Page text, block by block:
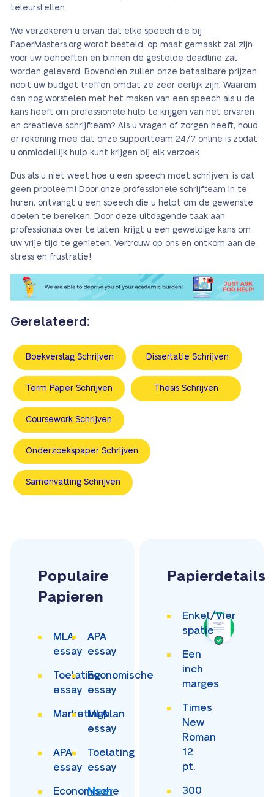
teleurstellen.
We verzekeren u ervan dat elke speech die bij
PaperMasters.org wordt besteld, op maat gemaakt zal zijn
voor uw behoeften en binnen de gestelde deadline zal
worden geleverd. Bovendien zullen onze betaalbare prijzen
nooit uw budget treffen omdat ze zeer eerlijk zijn. Waarom
dan nog worstelen met het maken van een speech als u de
kans heeft om professionele hulp te krijgen van het ervaren
en creatieve schrijfteam? Als u vragen of zorgen heeft, houd
er rekening mee dat onze supportteam 24/7 online is zodat
u onmiddellijk hulp kunt krijgen bij elk verzoek.
Dus als u niet weet hoe u een speech moet schrijven, is dat
geen probleem! Door onze professionele schrijfteam in te
huren, ontvangt u een speech die u helpt om de gewenste
doelen te bereiken. Door deze uitdagende taak aan
professionals over te laten, krijgt u een geweldige kans om
uw vrije tijd te genieten. Vertrouw op ons en ontkom aan de
stress en frustratie!
Gerelateerd:
Boekverslag Schrijven Dissertatie Schrijven
Term Paper Schrijven Thesis Schrijven
Сoursework Schrijven
Onderzoekspaper Schrijven
Samenvatting Schrijven
Populaire
Papieren
MLA
essay
APA
essay
Toelating
essay
Economische
essay
Marketingplan
MLA
essay
APA
essay
Toelating
essay
Economische
Meer
Papierdetails
Enkel/Vier
spatie
Een
inch
marges
Times
New
Roman
12
pt.
300